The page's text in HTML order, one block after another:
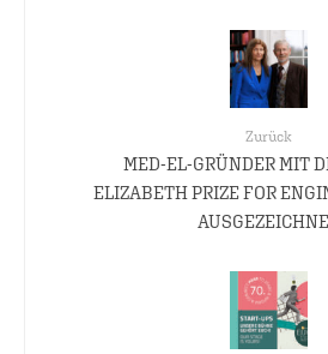
Zurück
MED-EL-GRÜNDER MIT
ELIZABETH PRIZE FOR